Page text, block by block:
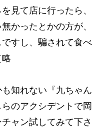
見て店に行ったら、
かったとかの方が、
すし、騙されて食べ
知れない『九ちゃん
のアクシデントで岡
ャン試してみて下さ